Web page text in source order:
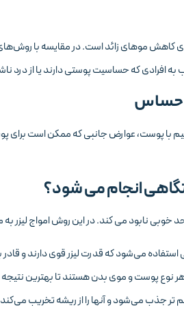
کاهش موهای زائد است. در مقایسه با روش‌های
به افرادی که حساسیت پوستی دارند یا از
با پوست، عوارض جانبی که ممکن است برای
انجام می شود؟
حد خوبی نابود می کند. در این روش امواج
می‌شود که قدرت لیزر قوی دارند و
نوع پوست و موی بدن هستند تا بهترین نتیجه
تر جذب می‌شود و آنها را از ریشه تخریب